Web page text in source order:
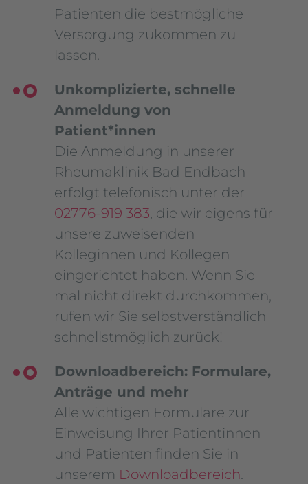
Patienten die bestmögliche
Versorgung zukommen zu
lassen.
Unkomplizierte, schnelle
Anmeldung von
Patient*innen
Die Anmeldung in unserer
Rheumaklinik Bad Endbach
erfolgt telefonisch unter der
02776-919 383, die wir eigens für
unsere zuweisenden
Kolleginnen und Kollegen
eingerichtet haben. Wenn Sie
mal nicht direkt durchkommen,
rufen wir Sie selbstverständlich
schnellstmöglich zurück!
Downloadbereich: Formulare,
Anträge und mehr
Alle wichtigen Formulare zur
Einweisung Ihrer Patientinnen
und Patienten finden Sie in
unserem Downloadbereich.